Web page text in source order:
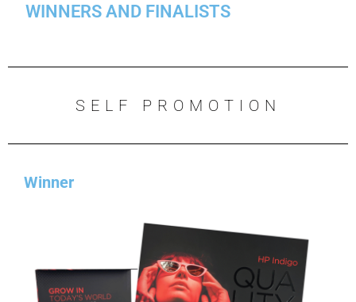
WINNERS AND FINALISTS
SELF PROMOTION
Winner